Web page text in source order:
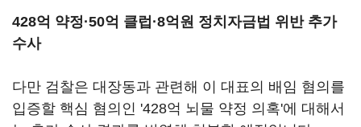
428억 약정·50억 클럽·8억원 정치자금법 위반 추가
수사
다만 검찰은 대장동과 관련해 이 대표의 배임 혐의를
입증할 핵심 혐의인 '428억 뇌물 약정 의혹'에 대해서